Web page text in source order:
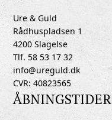
Ure & Guld
Rådhuspladsen 1
4200 Slagelse
Tlf. 58 53 17 32
info@ureguld.dk
CVR: 40823565
ÅBNINGSTIDER